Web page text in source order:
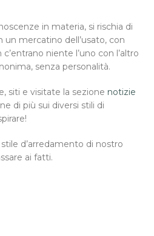
in materia, si rischia di
un mercatino dell’usato, con
niente l’uno con l’altro
senza personalità.
siti e visitate la sezione notizie
di più sui diversi stili di
d’arredamento di nostro
ai fatti.